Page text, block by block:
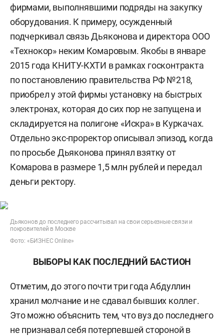
фирмами, выполнявшими подряды на закупку
оборудования. К примеру, осужденный
подчеркивал связь Дьяконова и директора ООО
«Технокор» неким Комаровым. Якобы в январе
2015 года КНИТУ-КХТИ в рамках госконтракта
по постановлению правительства РФ №218,
приобрел у этой фирмы установку на быстрых
электронах, которая до сих пор не запущена и
складируется на полигоне «Искра» в Куркачах.
Отдельно экс-проректор описывал эпизод, когда
по просьбе Дьяконова принял взятку от
Комарова в размере 1,5 млн рублей и передал
деньги ректору.
Дьяконов до последнего рассчитывал на свои серьезные связи и
покровителей в Москве
Фото: «БИЗНЕС Online»
ВЫБОРЫ КАК ПОСЛЕДНИЙ БАСТИОН
Отметим, до этого почти три года Абдуллин
хранил молчание и не сдавал бывших коллег.
Это можно объяснить тем, что вуз до последнего
не признавал себя потерпевшей стороной в